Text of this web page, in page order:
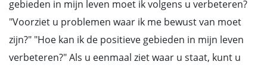
gebieden in mijn leven moet ik volgens u verbeteren?
"Voorziet u problemen waar ik me bewust van moet
zijn?" "Hoe kan ik de positieve gebieden in mijn leven
verbeteren?" Als u eenmaal ziet waar u staat, kunt u